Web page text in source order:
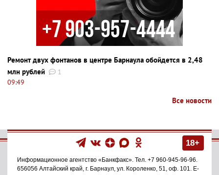
Ремонт двух фонтанов в центре Барнаула обойдется в 2,48
млн рублей
1
09:49
Все новости
18+
Информационное агентство «Банкфакс». Тел. +7 960-945-96-96.
656056 Алтайский край, г. Барнаул, ул. Короленко, 51, оф. 101. E-